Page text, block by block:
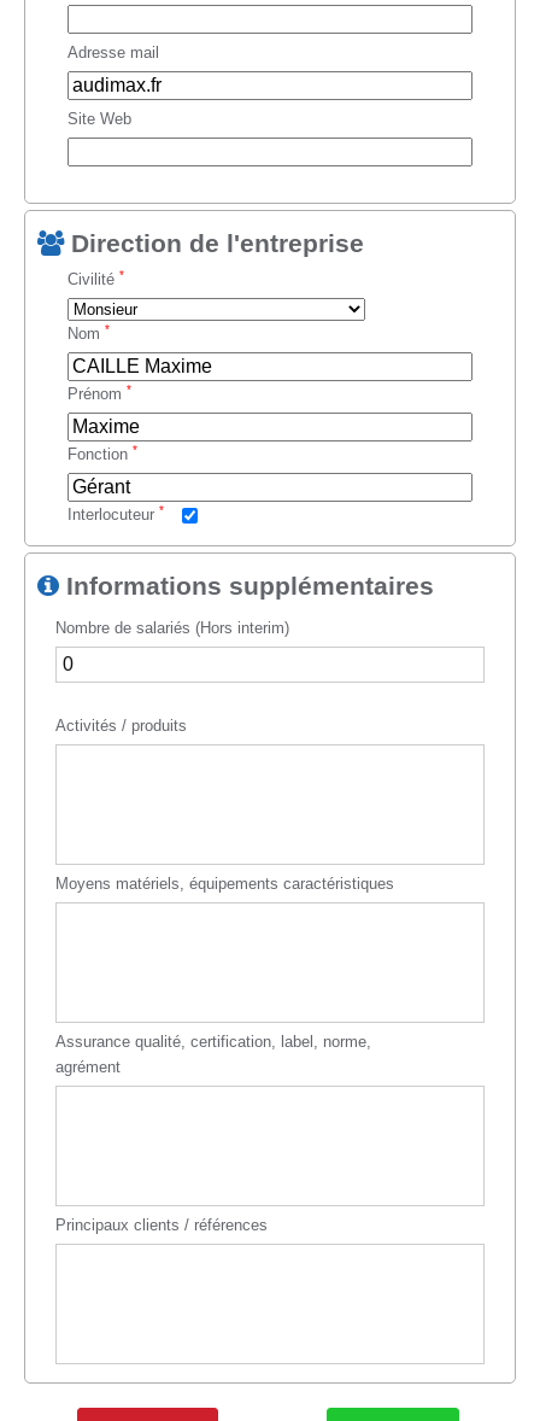
Adresse mail
Site Web
Direction de l'entreprise
Civilité *
Nom *
Prénom *
Fonction *
Interlocuteur *
Informations supplémentaires
Nombre de salariés (Hors interim)
Activités / produits
Moyens matériels, équipements caractéristiques
Assurance qualité, certification, label, norme,
agrément
Principaux clients / références